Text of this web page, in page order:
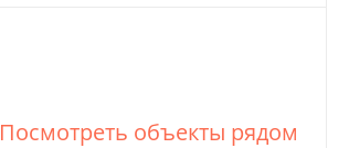
Посмотреть объекты рядом